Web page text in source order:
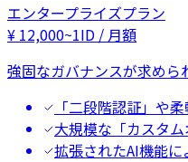
エンタープライズプラン
¥ 12,000~1ID / 月額
強固なガバナンスが求め
「二段階認証」や
大規模な「カスタ
拡張されたAI機能